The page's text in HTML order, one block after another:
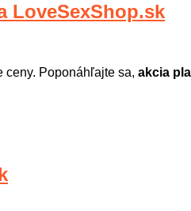
LoveSexShop.sk
ceny. Poponáhľajte sa, akcia